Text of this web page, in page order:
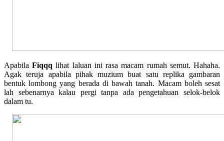
ApabilaFiqqq lihat laluan ini rasa macam rumah semut. Hahaha.
Agak teruja apabila pihak muzium buat satu replika gambaran
bentuk lombong yang berada di bawah tanah. Macam boleh sesat
lah sebenarnya kalau pergi tanpa ada pengetahuan selok-belok
dalam tu.